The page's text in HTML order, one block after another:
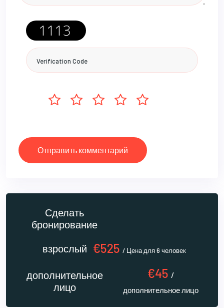
Отправить комментарий
Сделать
бронирование
взрослый €525 / Цена для 6 человек
дополнительное
лицо
€45 /
дополнительное лицо